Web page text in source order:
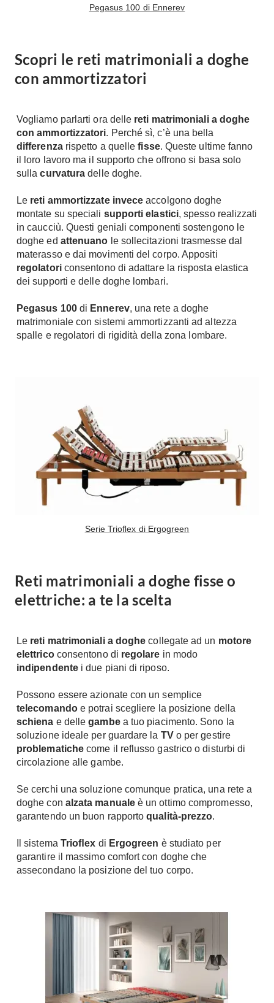
Pegasus 100 di Ennerev
Scopri le reti matrimoniali a doghe
con ammortizzatori
Vogliamo parlarti ora delle reti matrimoniali a doghe
con ammortizzatori. Perché sì, c’è una bella
differenzarispetto a quellefisse. Queste ultime fanno
il loro lavoro ma il supporto che offrono si basa solo
sullacurvatura delle doghe.
Le reti ammortizzate inveceaccolgono doghe
montate su speciali supporti elastici, spesso realizzati
in caucciù. Questi geniali componenti sostengono le
doghe ed attenuano le sollecitazioni trasmesse dal
materasso e dai movimenti del corpo. Appositi
regolatori consentono di adattare la risposta elastica
dei supporti e delle doghe lombari.
Pegasus 100 di Ennerev, una rete a doghe
matrimoniale con sistemi ammortizzanti ad altezza
spalle e regolatori di rigidità della zona lombare.
Serie Trioﬂex di Ergogreen
Reti matrimoniali a doghe fisse o
elettriche: a te la scelta
Le reti matrimoniali a doghecollegate ad un motore
elettricoconsentono di regolare in modo
indipendentei due piani di riposo.
Possono essere azionate con un semplice
telecomandoe potrai scegliere la posizione della
schiena e dellegambea tuo piacimento. Sono la
soluzione ideale per guardare la TV o per gestire
problematiche come il reflusso gastrico o disturbi di
circolazione alle gambe.
Se cerchi una soluzione comunque pratica, una rete a
doghe con alzata manualeè un ottimo compromesso,
garantendo un buon rapporto qualità-prezzo.
Il sistema Trioﬂex di Ergogreen è studiato per
garantire il massimo comfort con doghe che
assecondano la posizione del tuo corpo.